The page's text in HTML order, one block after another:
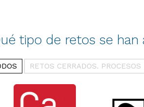
tipo de retos se
RETOS CERRADOS.